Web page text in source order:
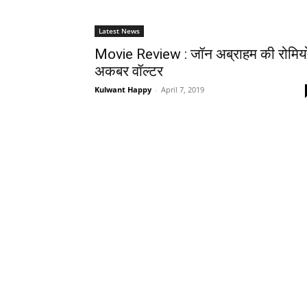
Latest News
Movie Review : जॉन अब्राहम की
अकबर वॉल्टर
Kulwant Happy - April 7, 2019